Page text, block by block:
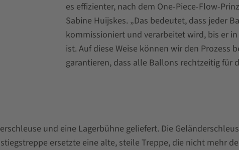
es effizienter, nach dem One-Piece-Flow-
Sabine Huijskes. „Das bedeutet, dass jeder
kommissioniert und verarbeitet wird, bis er
ist. Auf diese Weise können wir den Prozess
garantieren, dass alle Ballons rechtzeitig für
und eine Lagerbühne geliefert. Die
ersetzte eine alte, steile Treppe, die nicht mehr